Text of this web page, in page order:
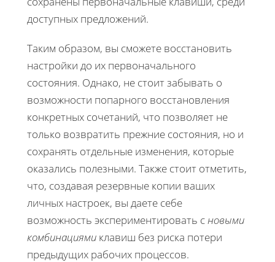
доступных предложений.
Таким образом, вы сможете восстановить
настройки до их первоначального
состояния. Однако, не стоит забывать о
возможности попарного восстановления
конкретных сочетаний, что позволяет не
только возвратить прежние состояния, но и
сохранять отдельные изменения, которые
оказались полезными. Также стоит отметить,
что, создавая резервные копии ваших
личных настроек, вы даете себе
возможность экспериментировать сновыми
комбинациями клавиш без риска потери
предыдущих рабочих процессов.